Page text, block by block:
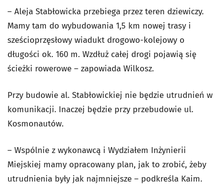
– Aleja Stabłowicka przebiega przez teren dziewiczy.
Mamy tam do wybudowania 1,5 km nowej trasy i
sześcioprzęsłowy wiadukt drogowo-kolejowy o
długości ok. 160 m. Wzdłuż całej drogi pojawią się
ścieżki rowerowe – zapowiada Wilkosz.
Przy budowie al. Stabłowickiej nie będzie utrudnień w
komunikacji. Inaczej będzie przy przebudowie ul.
Kosmonautów.
– Wspólnie z wykonawcą i Wydziałem Inżynierii
Miejskiej mamy opracowany plan, jak to zrobić, żeby
utrudnienia były jak najmniejsze – podkreśla Kaim.